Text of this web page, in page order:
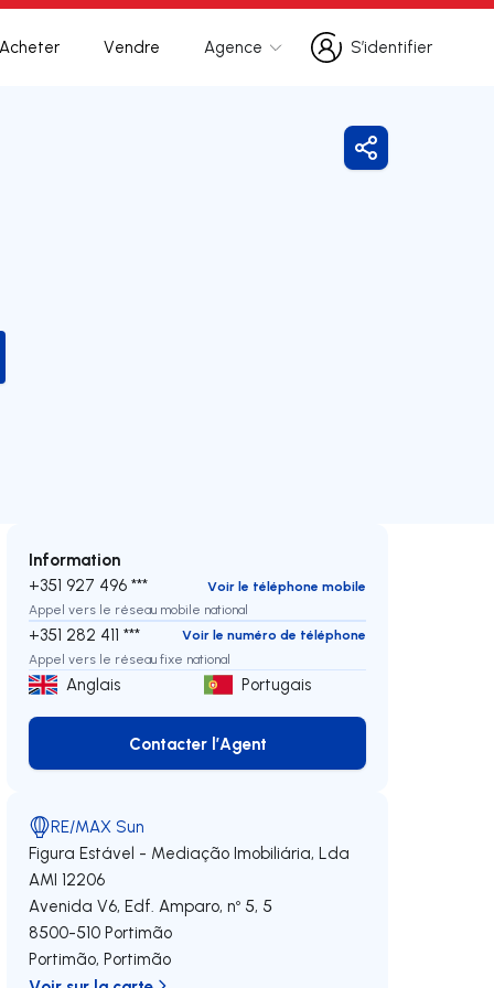
Acheter Vendre Agence
S’identifier
S’identifier
Partager
Information
+351 927 496 ***
Voir le téléphone mobile
Appel vers le réseau mobile national
+351 282 411 ***
Voir le numéro de téléphone
Appel vers le réseau fixe national
Anglais Portugais
Contacter l’Agent
Contacter l’Agent
RE/MAX Sun
Figura Estável - Mediação Imobiliária, Lda
AMI 12206
Avenida V6, Edf. Amparo, nº 5, 5
8500-510 Portimão
Portimão,Portimão